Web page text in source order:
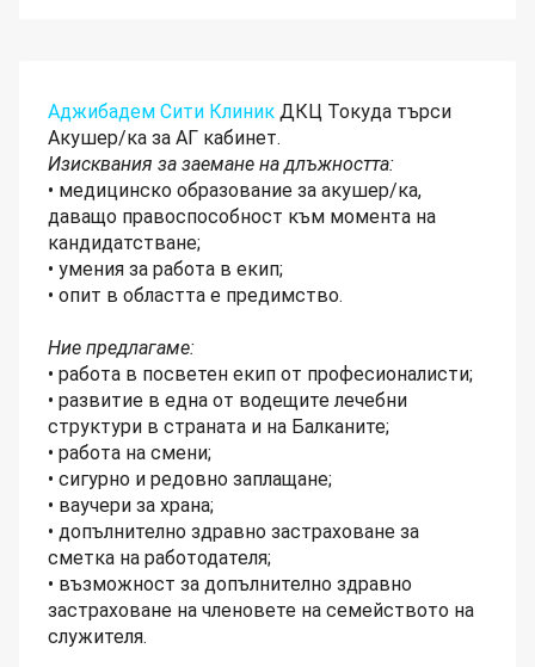
Аджибадем Сити Клиник ДКЦ Токуда търси
Акушер/ка за АГ кабинет.
Изисквания за заемане на длъжността:
• медицинско образование за акушер/ка,
даващо правоспособност към момента на
кандидатстване;
• умения за работа в екип;
• опит в областта е предимство.
Ние предлагаме:
• работа в посветен екип от професионалисти;
• развитие в еднa от водещите лечебни
структури в страната и на Балканите;
• работа на смени;
• сигурно и редовно заплащане;
• ваучери за храна;
• допълнително здравно застраховане за
сметка на работодателя;
• възможност за допълнително здравно
застраховане на членовете на семейството на
служителя.